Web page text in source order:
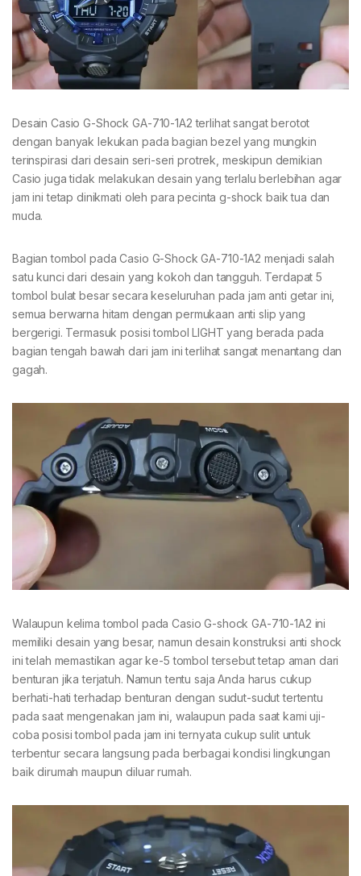
Desain Casio G-Shock GA-710-1A2 terlihat sangat berotot
dengan banyak lekukan pada bagian bezel yang mungkin
terinspirasi dari desain seri-seri protrek, meskipun demikian
Casio juga tidak melakukan desain yang terlalu berlebihan agar
jam ini tetap dinikmati oleh para pecinta g-shock baik tua dan
muda.
Bagian tombol pada Casio G-Shock GA-710-1A2 menjadi salah
satu kunci dari desain yang kokoh dan tangguh. Terdapat 5
tombol bulat besar secara keseluruhan pada jam anti getar ini,
semua berwarna hitam dengan permukaan anti slip yang
bergerigi. Termasuk posisi tombol LIGHT yang berada pada
bagian tengah bawah dari jam ini terlihat sangat menantang dan
gagah.
Walaupun kelima tombol pada Casio G-shock GA-710-1A2 ini
memiliki desain yang besar, namun desain konstruksi anti shock
ini telah memastikan agar ke-5 tombol tersebut tetap aman dari
benturan jika terjatuh. Namun tentu saja Anda harus cukup
berhati-hati terhadap benturan dengan sudut-sudut tertentu
pada saat mengenakan jam ini, walaupun pada saat kami uji-
coba posisi tombol pada jam ini ternyata cukup sulit untuk
terbentur secara langsung pada berbagai kondisi lingkungan
baik dirumah maupun diluar rumah.